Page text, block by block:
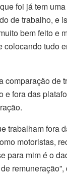
foi já tem
de trabalho, e
bem feito e
colocando tudo
comparação de
e fora das
trabalham fora
motoristas,
para mim é o